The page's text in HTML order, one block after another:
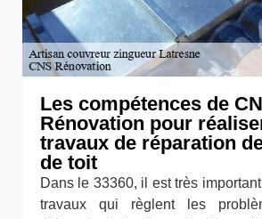
Les compétences de
Rénovation pour
travaux de réparation
de toit
Dans le 33360, il est très
travaux qui règlent les